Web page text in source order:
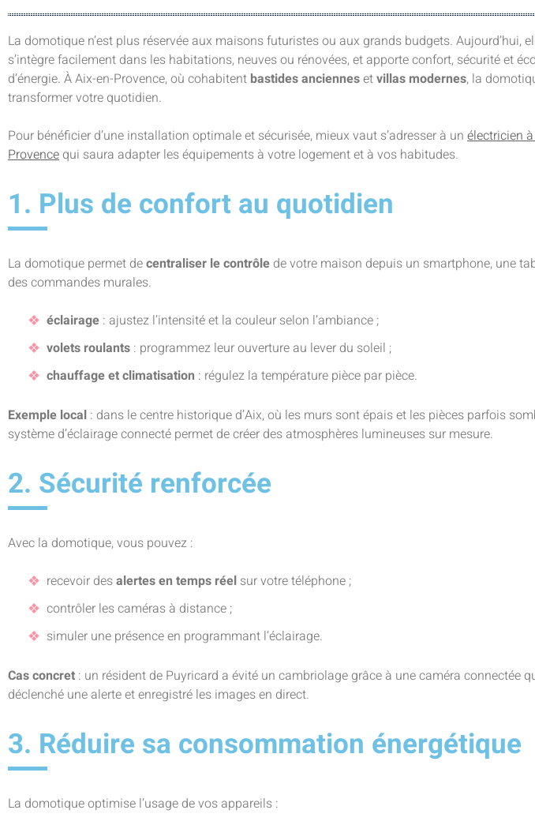
La domotique n’est plus réservée aux maisons futuristes ou aux grands budgets. Aujourd’hui,
s’intègre facilement dans les habitations, neuves ou rénovées, et apporte confort, sécurité et
d’énergie. À Aix-en-Provence, où cohabitent bastides anciennesetvillas modernes, la
transformer votre quotidien.
Pour bénéficier d’une installation optimale et sécurisée, mieux vaut s’adresser à un électricien
Provence qui saura adapter les équipements à votre logement et à vos habitudes.
1. Plus de confort au quotidien
La domotique permet decentraliser le contrôle de votre maison depuis un smartphone, une
des commandes murales.
éclairage : ajustez l’intensité et la couleur selon l’ambiance ;
volets roulants : programmez leur ouverture au lever du soleil ;
chauffage et climatisation : régulez la température pièce par pièce.
Exemple local : dans le centre historique d’Aix, où les murs sont épais et les pièces parfois
système d’éclairage connecté permet de créer des atmosphères lumineuses sur mesure.
2. Sécurité renforcée
Avec la domotique, vous pouvez :
recevoir desalertes en temps réel sur votre téléphone ;
contrôler les caméras à distance ;
simuler une présence en programmant l’éclairage.
Cas concret : un résident de Puyricard a évité un cambriolage grâce à une caméra connectée
déclenché une alerte et enregistré les images en direct.
3. Réduire sa consommation énergétique
La domotique optimise l’usage de vos appareils :